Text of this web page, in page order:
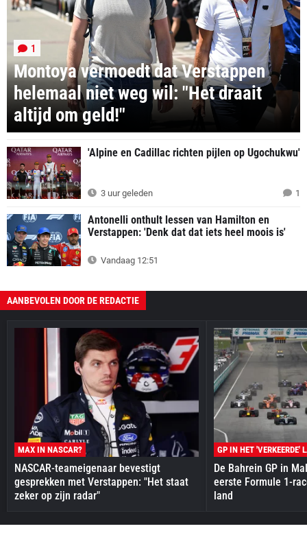
Montoya vermoedt dat Verstappen
helemaal niet weg wil: "Het draait
altijd om geld!"
1
'Alpine en Cadillac richten pijlen op Ugochukwu'
3 uur geleden 1
Antonelli onthult lessen van Hamilton en
Verstappen: 'Denk dat dat iets heel moois is'
Vandaag 12:51
AANBEVOLEN DOOR DE REDACTIE
MAX IN NASCAR?
NASCAR-teameigenaar bevestigt
gesprekken met Verstappen: "Het staat
zeker op zijn radar"
GP IN HET 'VERKEERDE'
De Bahrein GP in
eerste Formule 1-
land